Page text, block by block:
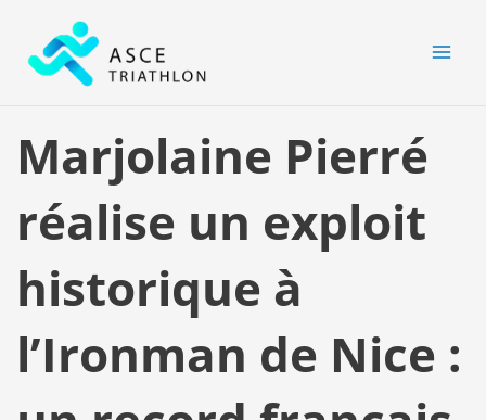
contenu
Marjolaine Pierré
réalise un exploit
historique à
l’Ironman de Nice :